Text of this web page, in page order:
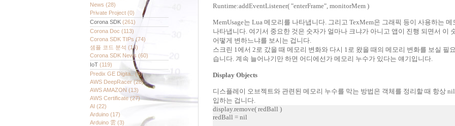
News (28)
Private Project (0)
Corona SDK (261)
Corona Doc (113)
Corona SDK TIPs (74)
샘플 코드 분석 (14)
Corona SDK News (60)
IoT (119)
Predix GE Digita.. (4)
AWS DeepRacer(28)
AWS AMAZON (13)
AWS Certificate(27)
AI (22)
Arduino (17)
Arduino 雲 (3)
Runtime:addEventListener( "enterFrame", monitorMem )
MemUsage는 Lua 메모리를 나타냅니다. 그리고 TexMem은 그래픽 등이 사용하는 메
나타냅니다. 여기서 중요한 것은 숫자가 얼마나 크냐가 아니고 앱이 진행 되면서 이
어떻게 변하느냐를 보시는 겁니다.
스크린 1에서 2로 갔을 때 메모리 변화와 다시 1로 왔을 때의 메모리 변화를 보실 필
습니다. 계속 늘어나기만 하면 어디에선가 메모리 누수가 있다는 얘기입니다.
Display Objects
디스플레이 오브젝트와 관련된 메모리 누수를 막는 방법은 객체를 정리할 때 항상
입하는 겁니다.
display.remove( redBall )
redBall = nil